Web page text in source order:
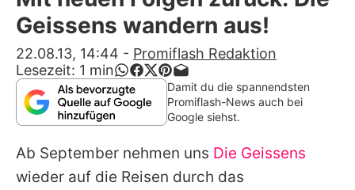
Alle Themen auf Promiflash
App runterladen
Team
Redaktionelle Richtlinien
Impressum
Geissens wandern aus!
22.08.13, 14:44 - Promiflash Redaktion
Lesezeit: 1 min
Damit du die spannendsten
Promiflash-News auch bei
Google siehst.
Ab September nehmen uns Die Geissens
wieder auf die Reisen durch das